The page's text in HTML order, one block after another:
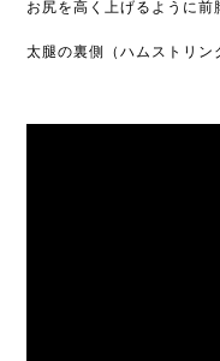
お尻を高く上げるように前
太腿の裏側（ハムストリン